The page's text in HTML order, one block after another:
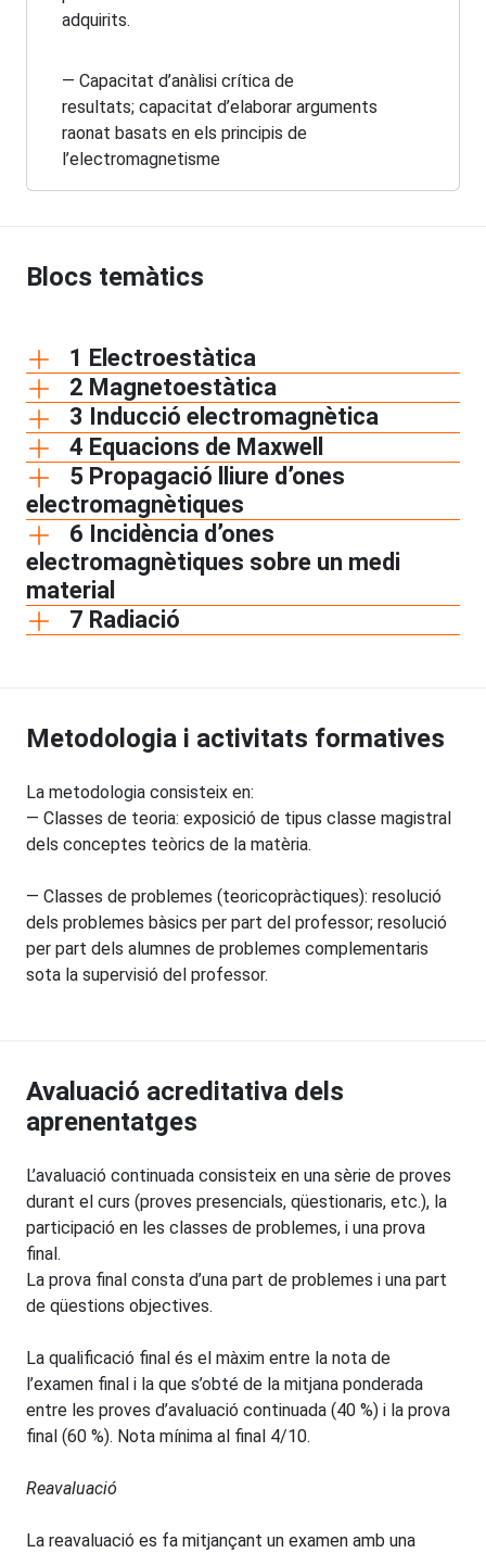
adquirits.
— Capacitat d’anàlisi crítica de
resultats; capacitat d’elaborar arguments
raonat basats en els principis de
l’electromagnetisme
Blocs temàtics
1 Electroestàtica
2 Magnetoestàtica
3 Inducció electromagnètica
4 Equacions de Maxwell
5 Propagació lliure d’ones
electromagnètiques
6 Incidència d’ones
electromagnètiques sobre un medi
material
7 Radiació
Metodologia i activitats formatives
La metodologia consisteix en:
— Classes de teoria: exposició de tipus classe magistral
dels conceptes teòrics de la matèria.
— Classes de problemes (teoricopràctiques): resolució
dels problemes bàsics per part del professor; resolució
per part dels alumnes de problemes complementaris
sota la supervisió del professor.
Avaluació acreditativa dels
aprenentatges
L’avaluació continuada consisteix en una sèrie de proves
durant el curs (proves presencials, qüestionaris, etc.), la
participació en les classes de problemes, i una prova
final.
La prova final consta d’una part de problemes i una part
de qüestions objectives.
La qualificació final és el màxim entre la nota de
l’examen final i la que s’obté de la mitjana ponderada
entre les proves d’avaluació continuada (40 %) i la prova
final (60 %). Nota mínima al final 4/10.
Reavaluació
La reavaluació es fa mitjançant un examen amb una